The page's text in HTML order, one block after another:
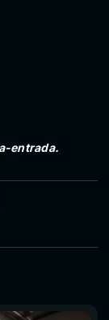
entrada.